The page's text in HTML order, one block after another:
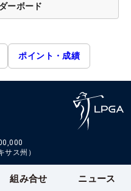
ーボード
ポイント・成績
ス州）
組み合せ ニュース